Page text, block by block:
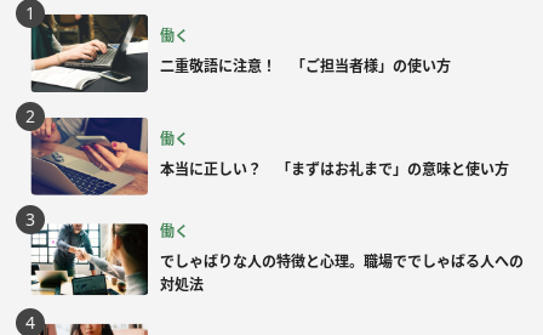
働く
二重敬語に注意！ 「ご担当者様」の使い方
働く
本当に正しい？ 「まずはお礼まで」の意味と使い方
働く
でしゃばりな人の特徴と心理。職場ででしゃばる人への
対処法